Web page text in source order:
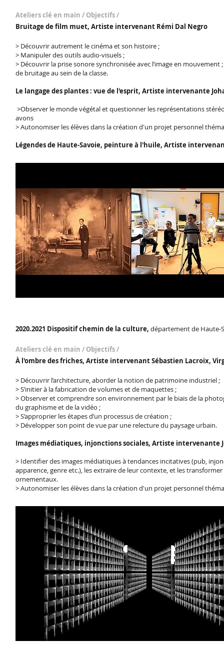
Ateliers clé en main / Objectifs /
Bruitage de film muet, Artiste intervenant Rémi Dal Negro
> Découvrir autrement le cinéma et son histoire ;
> Manipuler des outils audio-visuels ;
> Découvrir la prise sonore synchronisée avec l’image en mouvement
de bruitage au sein de la classe.
Le langage des plantes : vue de l'esprit, Artiste intervenante
>Observer le monde végétal et questionner les représentations
avons
> Autonomiser les élèves dans la création d'un projet personnel
Légendes de Haute-Savoie, peinture à l'huile, Artiste
2020.2021 Dispositif chemin de la culture, département de Haute-
Ateliers clé en main / Objectifs /
À l'ombre des friches, Artiste intervenant Sébastien Lacroix,
> Découvrir l’architecture, aborder la notion de patrimoine industriel ;
> S’initier à la fabrication de volumes et de maquettes ;
> Observer et comprendre son environnement par le biais de la
du graphisme et de la vidéo ;
> S’approprier les étapes d’un processus de création ;
> Développer son point de vue par une relecture du paysage urbain.
Images médiatiques, injonctions sociales, Artiste intervenante
> Identifier des images médiatiques à tendances incitatives (pub,
apparence, genre etc.), les extraire de leur contexte, et les
ornementaux.
> Autonomiser les élèves dans la création d'un projet personnel